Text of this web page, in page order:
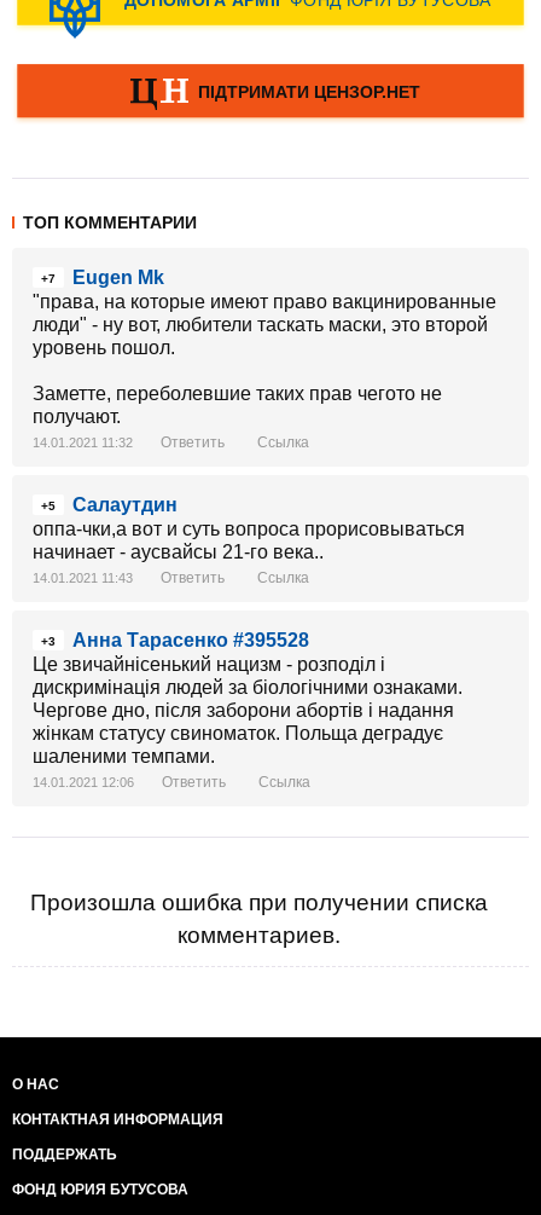
ТОП КОММЕНТАРИИ
+7
Eugen Mk
"права, на которые имеют право вакцинированные
люди" - ну вот, любители таскать маски, это второй
уровень пошол.
Заметте, переболевшие таких прав чегото не
получают.
14.01.2021 11:32 Ответить Ссылка
+5
Салаутдин
оппа-чки,а вот и суть вопроса прорисовываться
начинает - аусвайсы 21-го века..
14.01.2021 11:43 Ответить Ссылка
+3
Анна Тарасенко #395528
Це звичайнісенький нацизм - розподіл і
дискримінація людей за біологічними ознаками.
Чергове дно, після заборони абортів і надання
жінкам статусу свиноматок. Польща деградує
шаленими темпами.
14.01.2021 12:06 Ответить Ссылка
Произошла ошибка при получении списка
комментариев.
О НАС
КОНТАКТНАЯ ИНФОРМАЦИЯ
ПОДДЕРЖАТЬ
ФОНД ЮРИЯ БУТУСОВА